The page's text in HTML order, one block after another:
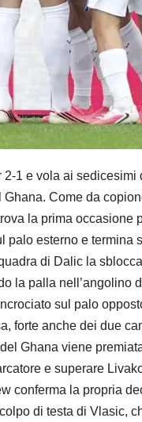
1 e vola ai
Come da
la prima occasione
esterno e termina
di Dalic la
palla nell’angolino
sul palo
anche dei due
Ghana viene
e superare
conferma la propria
di testa di Vlasic,